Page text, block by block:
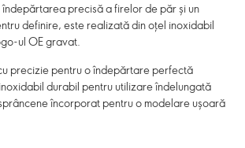
precisă a firelor de păr și un
definire, este realizată din oțel inoxidabil
ul OE gravat.
precizie pentru o îndepărtare perfectă
durabil pentru utilizare îndelungată
încorporat pentru o modelare ușoară